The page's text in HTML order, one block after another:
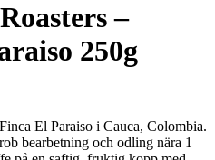
–
250g
El Paraiso i Cauca, Colombia.
bearbetning och odling nära 1